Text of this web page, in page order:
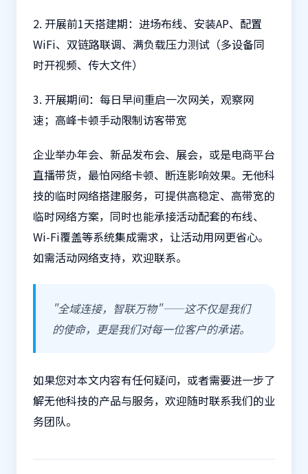
2. 开展前1天搭建期：进场布线、安装AP、配置
WiFi、双链路联调、满负载压力测试（多设备同
时开视频、传大文件）
3. 开展期间：每日早间重启一次网关，观察网
速；高峰卡顿手动限制访客带宽
企业举办年会、新品发布会、展会，或是电商平台
直播带货，最怕网络卡顿、断连影响效果。无他科
技的临时网络搭建服务，可提供高稳定、高带宽的
临时网络方案，同时也能承接活动配套的布线、
Wi-Fi覆盖等系统集成需求，让活动用网更省心。
如需活动网络支持，欢迎联系。
"全域连接，智联万物"——这不仅是我们
的使命，更是我们对每一位客户的承诺。
如果您对本文内容有任何疑问，或者需要进一步了
解无他科技的产品与服务，欢迎随时联系我们的业
务团队。